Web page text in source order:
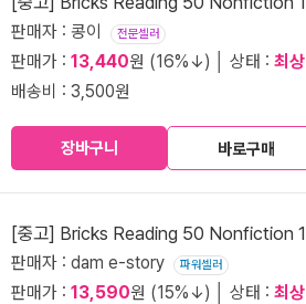
판매자 : 콩이 전문셀러
판매가 : 13,440원 (16%↓) │ 상태 : 최상
배송비 : 3,500원
장바구니 바로구매
[중고] Bricks Reading 50 Nonfiction 1
판매자 : dam e-story 파워셀러
판매가 : 13,590원 (15%↓) │ 상태 : 최상